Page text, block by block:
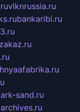
vlknrussia.ru
bankaribi.ru
sand.ru